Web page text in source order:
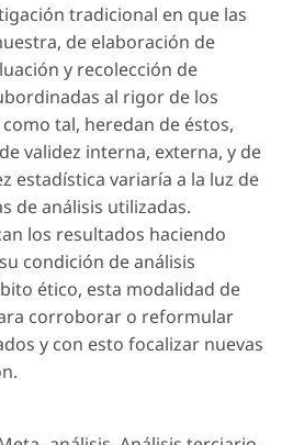
tradicional en que las
de elaboración de
y recolección de
al rigor de los
tal, heredan de éstos,
validez interna, externa, y de
estadística variaría a la luz de
de análisis utilizadas.
los resultados haciendo
condición de análisis
ético, esta modalidad de
corroborar o reformular
y con esto focalizar nuevas